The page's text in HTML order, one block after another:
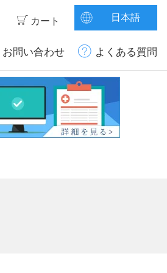
カート 日本語
お問い合わせ よくある質問